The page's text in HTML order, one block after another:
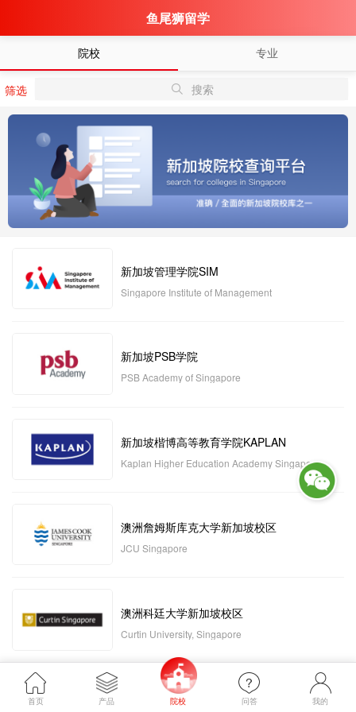
鱼尾狮留学
院校 专业
筛选 搜索
新加坡管理学院SIM
Singapore Institute of Management
新加坡PSB学院
PSB Academy of Singapore
新加坡楷博高等教育学院KAPLAN
Kaplan Higher Education Academy Singapore
澳洲詹姆斯库克大学新加坡校区
JCU Singapore
澳洲科廷大学新加坡校区
Curtin University, Singapore
新加坡管理发展学院MDIS
首页 产品 院校 问答 我的